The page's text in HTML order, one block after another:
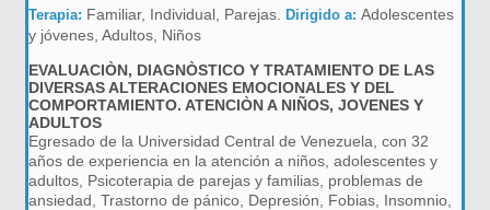
Terapia: Familiar, Individual, Parejas.Dirigido a:Adolescentes
y jóvenes, Adultos, Niños
EVALUACIÒN, DIAGNÒSTICO Y TRATAMIENTO DE LAS
DIVERSAS ALTERACIONES EMOCIONALES Y DEL
COMPORTAMIENTO. ATENCIÒN A NIÑOS, JOVENES Y
ADULTOS
Egresado de la Universidad Central de Venezuela, con 32
años de experiencia en la atención a niños, adolescentes y
adultos, Psicoterapia de parejas y familias, problemas de
ansiedad, Trastorno de pánico, Depresión, Fobias, Insomnio,